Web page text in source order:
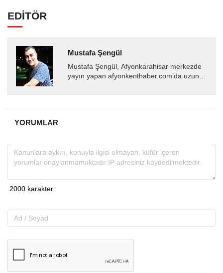
EDİTÖR
Mustafa Şengül
Mustafa Şengül, Afyonkarahisar merkezde
yayın yapan afyonkenthaber.com’da uzun
almakta, haber akışı...
YORUMLAR